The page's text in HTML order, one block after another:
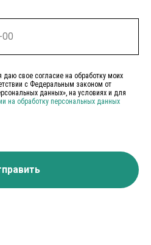
даю свое согласие на обработку моих
с Федеральным законом от
данных», на условиях и для
на обработку персональных данных